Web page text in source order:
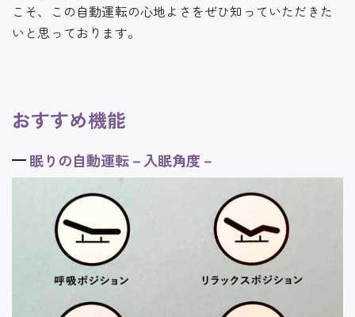
こそ、この自動運転の心地よさをぜひ知っていただきた
いと思っております。
おすすめ機能
眠りの自動運転－入眠角度－